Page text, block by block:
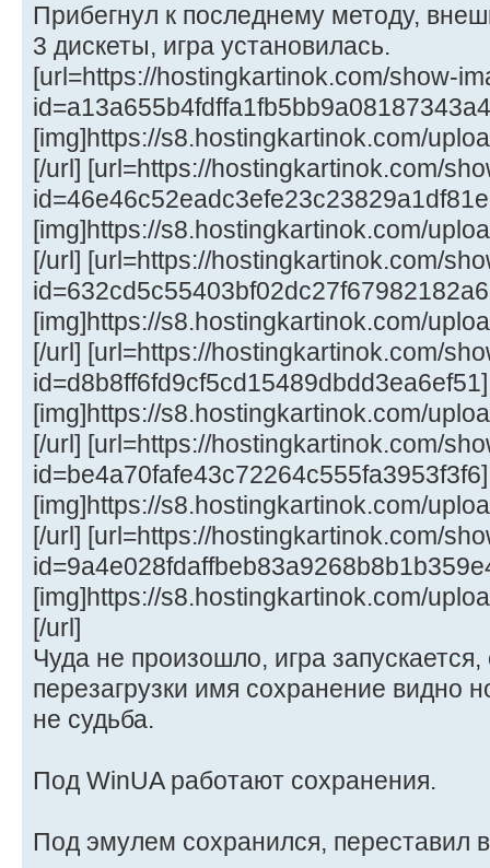
Прибегнул к последнему методу,
3 дискеты, игра установилась.
[url=https://hostingkartinok.com/show-
[img]https://s8.hostingkartinok.com/
[/url] [url=https://hostingkartinok.com/
[img]https://s8.hostingkartinok.com/
[/url] [url=https://hostingkartinok.com/
[img]https://s8.hostingkartinok.com/
[/url] [url=https://hostingkartinok.com/
id=d8b8ff6fd9cf5cd15489dbdd3ea6ef51]
[img]https://s8.hostingkartinok.com/
[/url] [url=https://hostingkartinok.com/
id=be4a70fafe43c72264c555fa3953f3f6]
[img]https://s8.hostingkartinok.com/
[/url] [url=https://hostingkartinok.com/
[img]https://s8.hostingkartinok.com/
[/url]
Чуда не произошло, игра
перезагрузки имя сохранение видно
не судьба.
Под WinUA работают сохранения.
Под эмулем сохранился, переставил